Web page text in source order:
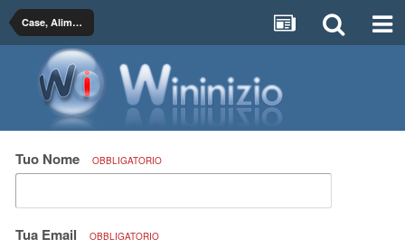
Case, Alimentatori e Sistemi di Raffreddamento
Tuo Nome OBBLIGATORIO
Tua Email OBBLIGATORIO